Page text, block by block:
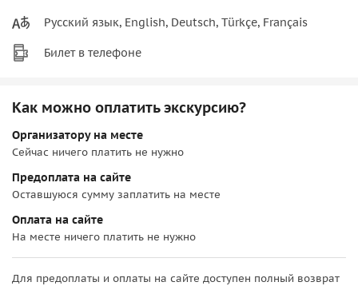
Русский язык, English, Deutsch, Türkçe, Français
Билет в телефоне
Как можно оплатить экскурсию?
Организатору на месте
Сейчас ничего платить не нужно
Предоплата на сайте
Оставшуюся сумму заплатить на месте
Оплата на сайте
На месте ничего платить не нужно
Для предоплаты и оплаты на сайте доступен полный возврат